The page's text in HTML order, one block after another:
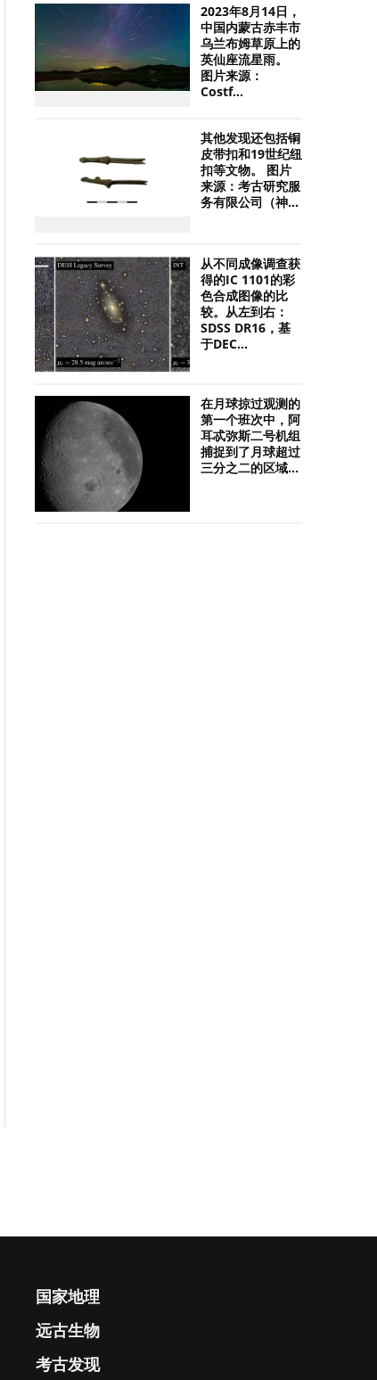
2023年8月14日，
中国内蒙古赤丰市
乌兰布姆草原上的
英仙座流星雨。
图片来源：
Costf...
其他发现还包括铜
皮带扣和19世纪纽
扣等文物。 图片
来源：考古研究服
务有限公司（神...
从不同成像调查获
得的IC 1101的彩
色合成图像的比
较。从左到右：
SDSS DR16，基
于DEC...
在月球掠过观测的
第一个班次中，阿
耳忒弥斯二号机组
捕捉到了月球超过
三分之二的区域...
国家地理
远古生物
考古发现